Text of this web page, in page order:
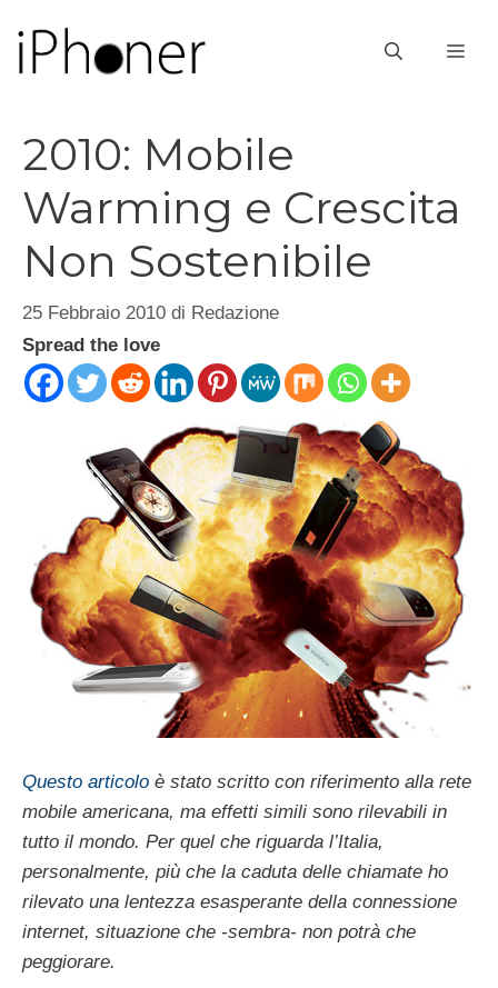
contenuto
2010: Mobile
Warming e Crescita
Non Sostenibile
25 Febbraio 2010 di Redazione
Spread the love
Questo articolo è stato scritto con riferimento alla rete
mobile americana, ma effetti simili sono rilevabili in
tutto il mondo. Per quel che riguarda l’Italia,
personalmente, più che la caduta delle chiamate ho
rilevato una lentezza esasperante della connessione
internet, situazione che -sembra- non potrà che
peggiorare.